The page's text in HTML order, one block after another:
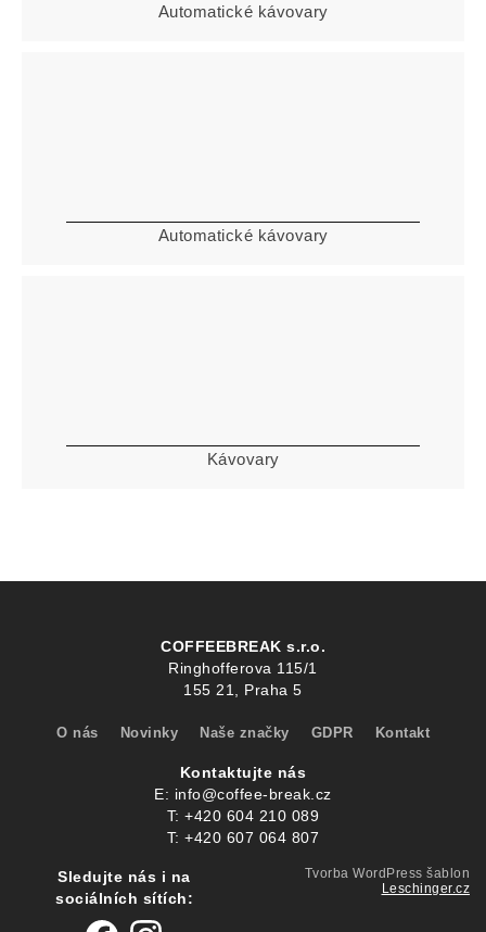
Automatické kávovary
Automatické kávovary
Kávovary
COFFEEBREAK s.r.o.
Ringhofferova 115/1
155 21, Praha 5
O nás Novinky Naše značky GDPR Kontakt
Kontaktujte nás
E: info@coffee-break.cz
T:+420 604 210 089
T:+420 607 064 807
Sledujte nás i na
sociálních sítích:
Tvorba WordPress šablon
Leschinger.cz